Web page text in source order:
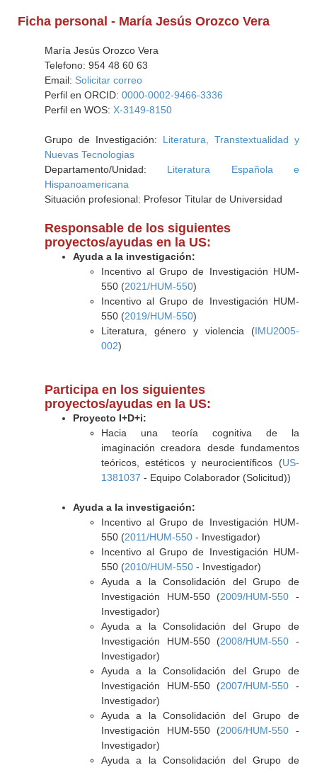
Ficha personal - María Jesús Orozco Vera
María Jesús Orozco Vera
Telefono: 954 48 60 63
Email: Solicitar correo
Perfil en ORCID: 0000-0002-9466-3336
Perfil en WOS: X-3149-8150
Grupo de Investigación: Literatura, Transtextualidad y
Nuevas Tecnologias
Departamento/Unidad: Literatura Española e
Hispanoamericana
Situación profesional: Profesor Titular de Universidad
Responsable de los siguientes
proyectos/ayudas en la US:
Ayuda a la investigación:
Incentivo al Grupo de Investigación HUM-
550 (2021/HUM-550)
Incentivo al Grupo de Investigación HUM-
550 (2019/HUM-550)
Literatura, género y violencia (IMU2005-
002)
Participa en los siguientes
proyectos/ayudas en la US:
Proyecto I+D+i:
Hacia una teoría cognitiva de la
imaginación creadora desde fundamentos
teóricos, estéticos y neurocientíficos (US-
1381037 - Equipo Colaborador (Solicitud))
Ayuda a la investigación:
Incentivo al Grupo de Investigación HUM-
550 (2011/HUM-550- Investigador)
Incentivo al Grupo de Investigación HUM-
550 (2010/HUM-550- Investigador)
Ayuda a la Consolidación del Grupo de
Investigación HUM-550 (2009/HUM-550 -
Investigador)
Ayuda a la Consolidación del Grupo de
Investigación HUM-550 (2008/HUM-550 -
Investigador)
Ayuda a la Consolidación del Grupo de
Investigación HUM-550 (2007/HUM-550 -
Investigador)
Ayuda a la Consolidación del Grupo de
Investigación HUM-550 (2006/HUM-550 -
Investigador)
Ayuda a la Consolidación del Grupo de